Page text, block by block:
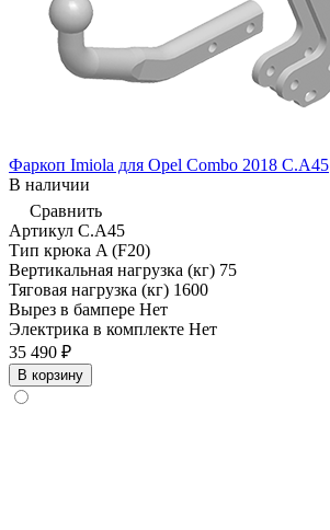
Фаркоп Imiola для Opel Combo 2018 C.A45
В наличии
Сравнить
Артикул C.A45
Тип крюка A (F20)
Вертикальная нагрузка (кг) 75
Тяговая нагрузка (кг) 1600
Вырез в бампере Нет
Электрика в комплекте Нет
35 490 ₽
В корзину